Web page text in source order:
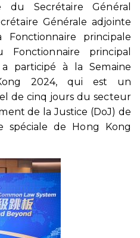
du Secrétaire Général
Générale adjointe
principale
principal
participé à la Semaine
2024, qui est un
de cinq jours du secteur
de la Justice (DoJ) de
spéciale de Hong Kong